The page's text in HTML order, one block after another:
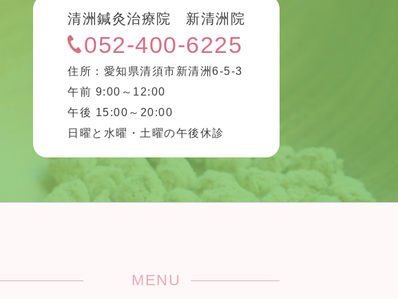
清洲鍼灸治療院 新清洲院
052-400-6225
住所：愛知県清須市新清洲6-5-3
午前 9:00～12:00
午後 15:00～20:00
日曜と水曜・土曜の午後休診
MENU